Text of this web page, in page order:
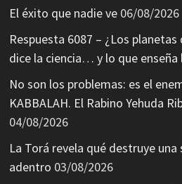
El éxito que nadie ve 06/08/2026
Respuesta 6087 – ¿Los
dice la ciencia… y lo que enseña
No son los problemas: es el
KABBALAH. El Rabino Yehuda
04/08/2026
La Torá revela qué destruye
adentro 03/08/2026